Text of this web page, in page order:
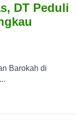
DT Peduli
Barokah di